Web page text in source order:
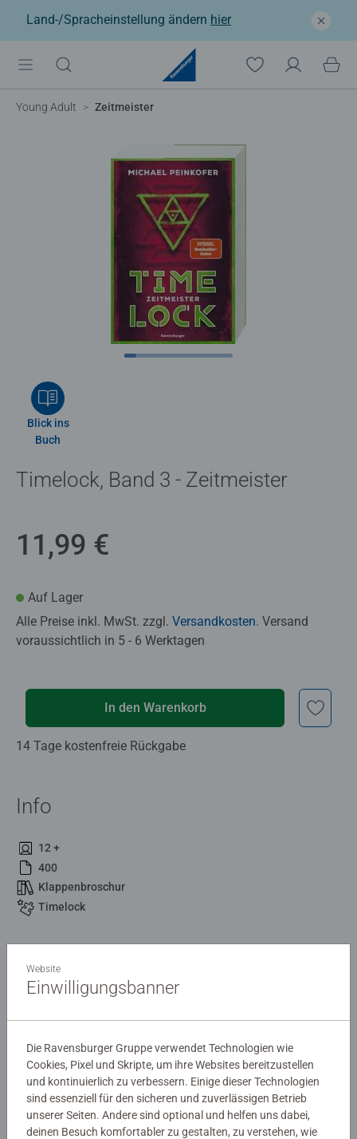
Land-/Spracheinstellung ändern hier
Young Adult Zeitmeister
Blick ins
Buch
Timelock, Band 3 - Zeitmeister
11,99 €
Auf Lager
Alle Preise inkl. MwSt. zzgl. Versandkosten. Versand
voraussichtlich in 5 - 6 Werktagen
In den Warenkorb
14 Tage kostenfreie Rückgabe
Info
12 +
400
Klappenbroschur
Timelock
Die Rettung deiner Zukunft liegt in der Vergangenheit.
Details
Artikelnummer:
58670
EAN:
9783473586707
ISBN:
978-3-473-58670-7
Website
Einwilligungsbanner
Die Ravensburger Gruppe verwendet Technologien wie
Cookies, Pixel und Skripte, um ihre Websites bereitzustellen
und kontinuierlich zu verbessern. Einige dieser Technologien
sind essenziell für den sicheren und zuverlässigen Betrieb
unserer Seiten. Andere sind optional und helfen uns dabei,
deinen Besuch komfortabler zu gestalten, zu verstehen, wie